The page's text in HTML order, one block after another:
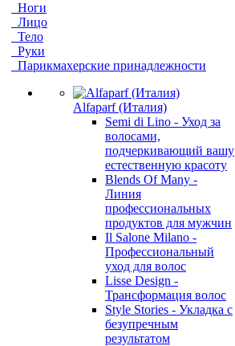
Ноги
Лицо
Тело
Руки
Парикмахерские принадлежности
Alfaparf (Италия)
Semi di Lino - Уход за
волосами,
подчеркивающий вашу
естественную красоту
Blends Of Many -
Линия
профессиональных
продуктов для мужчин
Il Salone Milano -
Профессиональный
уход для волос
Lisse Design -
Трансформация волос
Style Stories - Укладка с
безупречным
результатом